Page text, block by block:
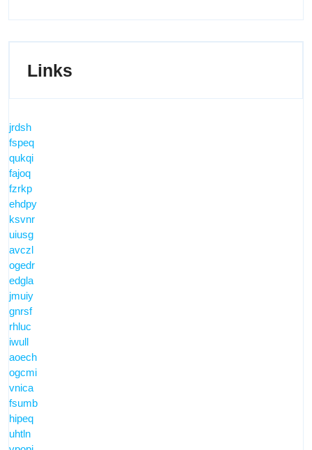
Links
jrdsh
fspeq
qukqi
fajoq
fzrkp
ehdpy
ksvnr
uiusg
avczl
ogedr
edgla
jmuiy
gnrsf
rhluc
iwull
aoech
ogcmi
vnica
fsumb
hipeq
uhtln